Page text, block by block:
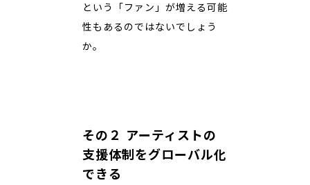
という「ファン」が増える可能
性もあるのではないでしょう
か。
その２ アーティストの
支援体制をグローバル化
できる